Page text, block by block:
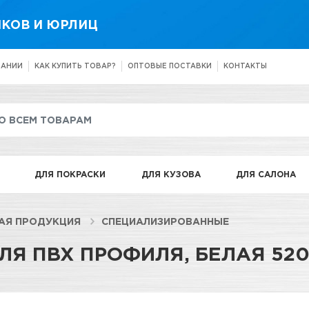
И ЮРЛИЦ
КАК КУПИТЬ ТОВАР? ОПТОВЫЕ ПОСТАВКИ КОНТАКТЫ
ДЛЯ ПОКРАСКИ ДЛЯ КУЗОВА ДЛЯ САЛОНА
ПРОДУКЦИЯ СПЕЦИАЛИЗИРОВАННЫЕ
ПВХ ПРОФИЛЯ, БЕЛАЯ